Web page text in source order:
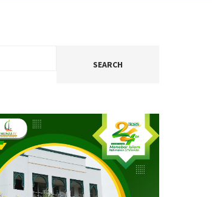
SEARCH